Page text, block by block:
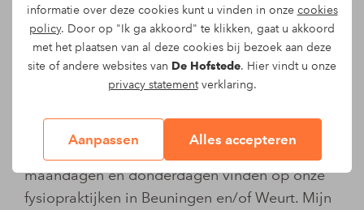
informatie over deze cookies kunt u vinden in onze cookies
policy. Door op "Ik ga akkoord" te klikken, gaat u akkoord
met het plaatsen van al deze cookies bij bezoek aan deze
site of andere websites van De Hofstede. Hier vindt u onze
privacy statementverklaring.
Aanpassen Alles accepteren
Maurice Kuijpers -
Praktijkeigenaar en
fysiotherapeut
praktijkeigenaar van de Hofstede. Ik ben sinds
2005 werkzaam voor het bedrijf. Je kunt mij op
maandagen en donderdagen vinden op onze
fysiopraktijken in Beuningen en/of Weurt. Mijn